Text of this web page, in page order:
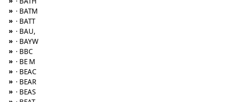
» · BATM
» · BATT
» · BAU,
» · BAYW
» · BBC
» · BE M
» · BEAC
» · BEAR
» · BEAS